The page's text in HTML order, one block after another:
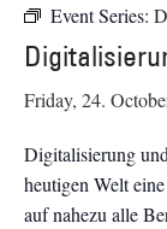
Event Series:
Friday, 24.
Digitalisierung
heutigen Welt
auf nahezu alle